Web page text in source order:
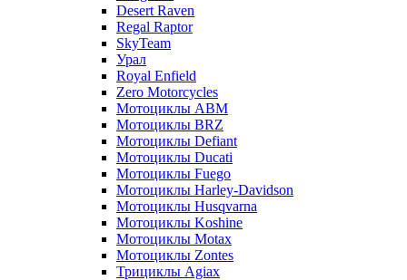
Desert Raven
Regal Raptor
SkyTeam
Урал
Royal Enfield
Zero Motorcycles
Мотоциклы ABM
Мотоциклы BRZ
Мотоциклы Defiant
Мотоциклы Ducati
Мотоциклы Fuego
Мотоциклы Harley-Davidson
Мотоциклы Husqvarna
Мотоциклы Koshine
Мотоциклы Motax
Мотоциклы Zontes
Трициклы Agiax